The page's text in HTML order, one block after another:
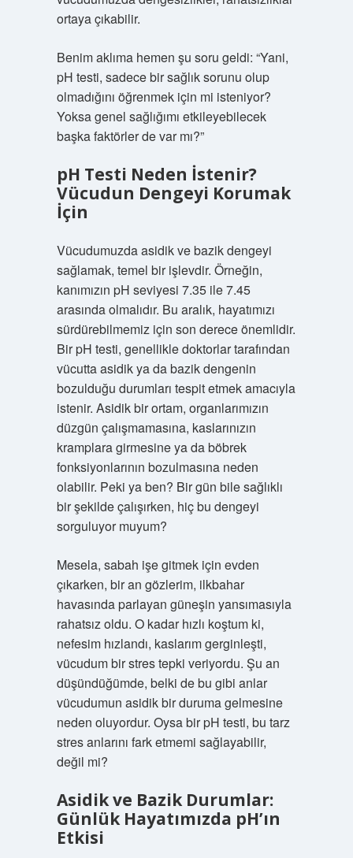
ortaya çıkabilir.
Benim aklıma hemen şu soru geldi: “Yani,
pH testi, sadece bir sağlık sorunu olup
olmadığını öğrenmek için mi isteniyor?
Yoksa genel sağlığımı etkileyebilecek
başka faktörler de var mı?”
pH Testi Neden İstenir?
Vücudun Dengeyi Korumak
İçin
Vücudumuzda asidik ve bazik dengeyi
sağlamak, temel bir işlevdir. Örneğin,
kanımızın pH seviyesi 7.35 ile 7.45
arasında olmalıdır. Bu aralık, hayatımızı
sürdürebilmemiz için son derece önemlidir.
Bir pH testi, genellikle doktorlar tarafından
vücutta asidik ya da bazik dengenin
bozulduğu durumları tespit etmek amacıyla
istenir. Asidik bir ortam, organlarımızın
düzgün çalışmamasına, kaslarınızın
kramplara girmesine ya da böbrek
fonksiyonlarının bozulmasına neden
olabilir. Peki ya ben? Bir gün bile sağlıklı
bir şekilde çalışırken, hiç bu dengeyi
sorguluyor muyum?
Mesela, sabah işe gitmek için evden
çıkarken, bir an gözlerim, ilkbahar
havasında parlayan güneşin yansımasıyla
rahatsız oldu. O kadar hızlı koştum ki,
nefesim hızlandı, kaslarım gerginleşti,
vücudum bir stres tepki veriyordu. Şu an
düşündüğümde, belki de bu gibi anlar
vücudumun asidik bir duruma gelmesine
neden oluyordur. Oysa bir pH testi, bu tarz
stres anlarını fark etmemi sağlayabilir,
değil mi?
Asidik ve Bazik Durumlar:
Günlük Hayatımızda pH’ın
Etkisi